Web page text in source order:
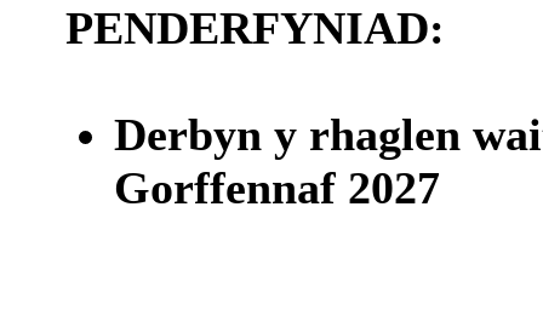
PENDERFYNIAD:
Derbyn y rhaglen
Gorffennaf 2027